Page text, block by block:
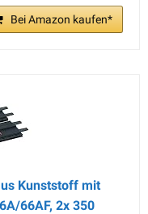
Bei Amazon kaufen*
Kunststoff mit
66AF, 2x 350